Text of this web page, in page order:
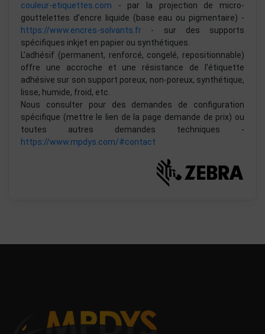
couleur-etiquettes.com - par la projection de micro-
gouttelettes d’encre liquide (base eau ou pigmentaire) -
https://www.encres-solvants.fr - sur des supports
spécifiques inkjet en papier ou synthétiques.
L’adhésif (permanent, renforcé, congelé, repositionnable)
offre une accroche et une résistance de l’étiquette
adhésive sur son support poreux, non-poreux, synthétique,
lisse, humide, froid, etc.
Nous consulter pour des demandes de configuration
spécifique (mettre le lien de la page demande de prix) ou
toutes autres demandes techniques -
https://www.mpdys.com/#contact